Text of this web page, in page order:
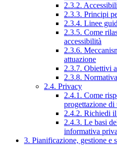
2.3.2.
2.3.3. Principi
2.3.4. Linee
2.3.5. Come
accessibilità
2.3.6.
attuazione
2.3.7. Obiettivi
2.3.8.
2.4. Privacy
2.4.1. Come
progettazione
2.4.2. Richiedi il
2.4.3. Le basi
informativa
3. Pianificazione, gestione e